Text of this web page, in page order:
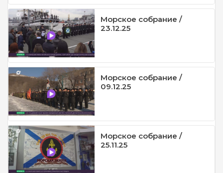
Морское собрание /
23.12.25
Морское собрание /
09.12.25
Морское собрание /
25.11.25